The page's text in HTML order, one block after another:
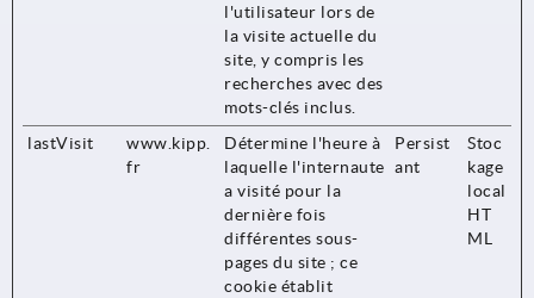
l'utilisateur lors de
la visite actuelle du
site, y compris les
recherches avec des
mots-clés inclus.
lastVisit
www.kipp.
fr
Détermine l'heure à
laquelle l'internaute
a visité pour la
dernière fois
différentes sous-
pages du site ; ce
cookie établit
Persist
ant
Stoc
kage
local
HT
ML